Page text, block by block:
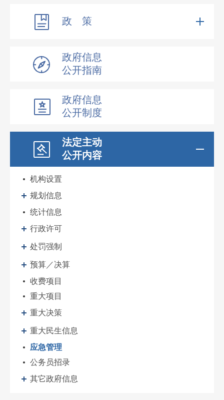
政 策
政府信息
公开指南
政府信息
公开制度
法定主动
公开内容
机构设置
规划信息
统计信息
行政许可
处罚强制
预算／决算
收费项目
重大项目
重大决策
重大民生信息
应急管理
公务员招录
其它政府信息